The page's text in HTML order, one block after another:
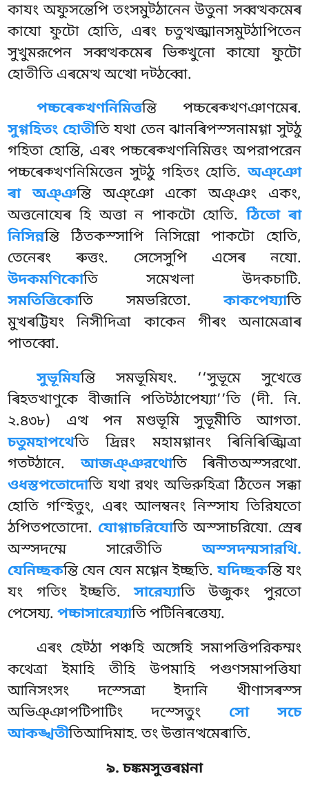
কাযং অফুসন্তেপি তংসমুট্ঠানেন উতুনা সব্বত্থকমেৰ
কাযো ফুটো হোতি, এৰং চতুত্থজ্ঝানসমুট্ঠাপিতেন
সুখুমরূপেন সব্বত্থকমেৰ ভিক্খুনো কাযো ফুটো
হোতীতি এৰমেত্থ অত্থো দট্ঠব্বো.
পচ্চৰেক্খণনিমিত্তন্তি পচ্চৰেক্খণঞাণমেৰ.
সুগ্গহিতং হোতীতি যথা তেন ঝানৰিপস্সনামগ্গা সুট্ঠু
গহিতা হোন্তি, এৰং পচ্চৰেক্খণনিমিত্তং অপরাপরেন
পচ্চৰেক্খণনিমিত্তেন সুট্ঠু গহিতং হোতি.অঞ্ঞো
ৰা অঞ্ঞন্তি অঞ্ঞো একো অঞ্ঞং একং,
অত্তনোযেৰ হি অত্তা ন পাকটো হোতি.ঠিতো ৰা
নিসিন্নন্তি ঠিতকস্সাপি নিসিন্নো পাকটো হোতি,
তেনেৰং ৰুত্তং. সেসেসুপি এসেৰ নযো.
উদকমণিকোতি সমেখলা উদকচাটি.
সমতিত্তিকোতি সমভরিতো.কাকপেয্যাতি
মুখৰট্টিযং নিসীদিত্ৰা কাকেন গীৰং অনামেত্ৰাৰ
পাতব্বো.
সুভূমিযন্তি সমভূমিযং. ‘‘সুভূমে সুখেত্তে
ৰিহতখাণুকে বীজানি পতিট্ঠাপেয্যা’’তি (দী. নি.
২.৪৩৮) এত্থ পন মণ্ডভূমি সুভূমীতি আগতা.
চতুমহাপথেতিদ্ৰিন্নং মহামগ্গানং ৰিনিৰিজ্ঝিত্ৰা
গতট্ঠানে.আজঞ্ঞরথোতি ৰিনীতঅস্সরথো.
ওধস্তপতোদোতি যথা রথংঅভিরুহিত্ৰা ঠিতেন সক্কা
হোতি গণ্হিতুং, এৰং আলম্বনং নিস্সায তিরিযতো
ঠপিতপতোদো. যোগ্গাচরিযোতি অস্সাচরিযো. স্ৰেৰ
অস্সদম্মে সারেতীতিঅস্সদম্মসারথি.
যেনিচ্ছকন্তি যেন যেন মগ্গেন ইচ্ছতি.যদিচ্ছকন্তি যং
যং গতিং ইচ্ছতি.সারেয্যাতি উজুকং পুরতো
পেসেয্য.পচ্চাসারেয্যাতি পটিনিৰত্তেয্য.
এৰং হেট্ঠা পঞ্চহি অঙ্গেহি সমাপত্তিপরিকম্মং
কথেত্ৰা ইমাহি তীহি উপমাহি পগুণসমাপত্তিযা
আনিসংসং দস্সেত্ৰা ইদানি খীণাসৰস্স
অভিঞ্ঞাপটিপাটিং দস্সেতুং সো সচে
আকঙ্খতীতিআদিমাহ. তং উত্তানত্থমেৰাতি.
৯. চঙ্কমসুত্তৰণ্ণনা